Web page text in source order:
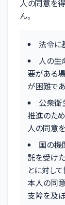
人の同意を
ん。
法令に
人の生
要がある
が困難で
公衆衛
推進のた
人の同意
国の機
託を受け
とに対し
本人の同
支障を及